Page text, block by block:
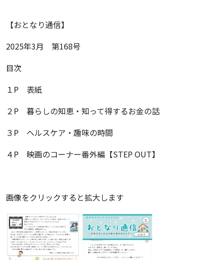
【おとなり通信】
2025年3月 第168号
目次
１P 表紙
２P 暮らしの知恵・知って得するお金の話
３P ヘルスケア・趣味の時間
４P 映画のコーナー番外編【STEP OUT】
画像をクリックすると拡大します